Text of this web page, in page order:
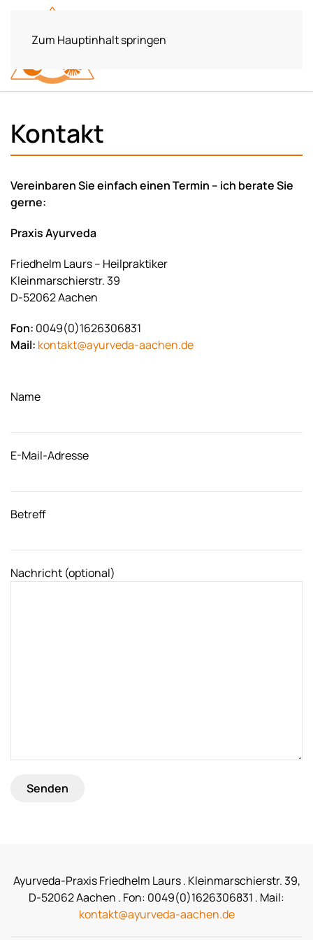
Zum Hauptinhalt springen
Kontakt
Vereinbaren Sie einfach einen Termin – ich berate Sie
gerne:
Praxis Ayurveda
Friedhelm Laurs – Heilpraktiker
Kleinmarschierstr. 39
D-52062 Aachen
Fon: 0049(0)1626306831
Mail: kontakt@ayurveda-aachen.de
Name
E-Mail-Adresse
Betreff
Nachricht (optional)
Ayurveda-Praxis Friedhelm Laurs . Kleinmarschierstr. 39,
D-52062 Aachen . Fon: 0049(0)1626306831 . Mail:
kontakt@ayurveda-aachen.de